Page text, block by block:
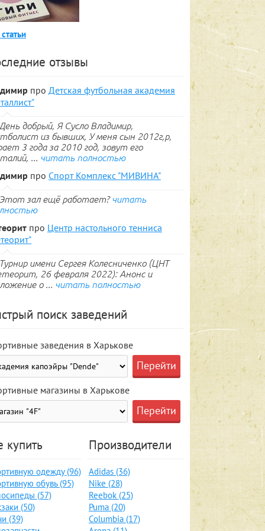
отзывы
про Детская футбольная академия
добрый, Я Сусло Владимир,
из бывших, У меня сын 2012г,р,
3 года за 2010 год, зовут его
... читать полностью
про Спорт Комплекс "МИВИНА"
зал ещё работает? читать
про Центр настольного тенниса
имени Сергея Колесниченко (ЦНТ
26 февраля 2022): Анонс и
о ... читать полностью
поиск заведений
заведения в Харькове
магазины в Харькове
купить
одежду (96)
обувь (95)
(57)
(50)
(39)
Производители
Adidas (36)
Nike (28)
Reebok (25)
Puma (20)
Columbia (17)